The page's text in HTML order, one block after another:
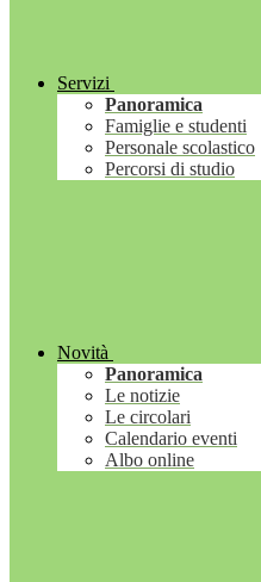
Servizi
Panoramica
Famiglie e studenti
Personale scolastico
Percorsi di studio
Novità
Panoramica
Le notizie
Le circolari
Calendario eventi
Albo online